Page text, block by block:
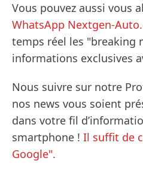
Vous pouvez aussi vous
WhatsApp Nextgen-
temps réel les "breaking
informations exclusives
Nous suivre sur notre
nos news vous soient
dans votre fil
smartphone ! Il suffit de
Google".